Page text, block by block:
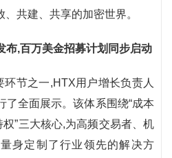
共建、共享的加密世界。
布,百万美金招募计划同步启动
节之一,HTX用户增长负责人
了全面展示。该体系围绕“成本
”三大核心,为高频交易者、机
身定制了行业领先的解决方